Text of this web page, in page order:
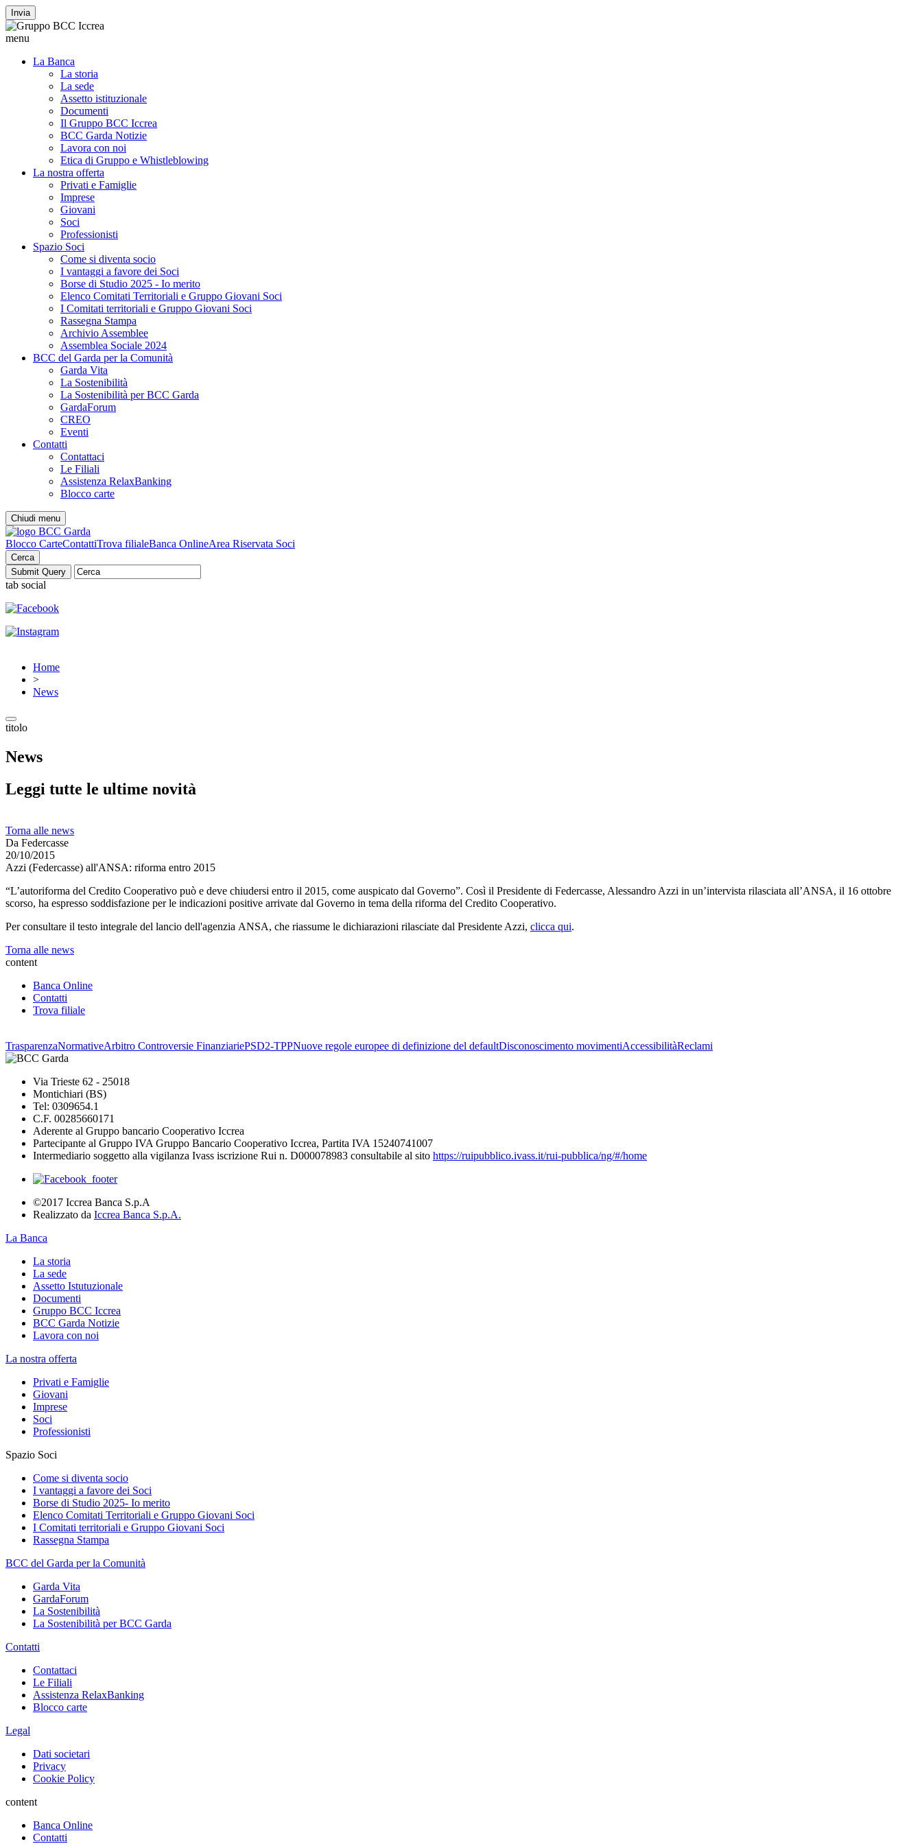
Invia
menu
La Banca
La storia
La sede
Assetto istituzionale
Documenti
Il Gruppo BCC Iccrea
BCC Garda Notizie
Lavora con noi
Etica di Gruppo e Whistleblowing
La nostra offerta
Privati e Famiglie
Imprese
Giovani
Soci
Professionisti
Spazio Soci
Come si diventa socio
I vantaggi a favore dei Soci
Borse di Studio 2025 - Io merito
Elenco Comitati Territoriali e Gruppo Giovani Soci
I Comitati territoriali e Gruppo Giovani Soci
Rassegna Stampa
Archivio Assemblee
Assemblea Sociale 2024
BCC del Garda per la Comunità
Garda Vita
La Sostenibilità
La Sostenibilità per BCC Garda
GardaForum
CREO
Eventi
Contatti
Contattaci
Le Filiali
Assistenza RelaxBanking
Blocco carte
Chiudi menu
Blocco CarteContattiTrova filialeBanca OnlineArea Riservata Soci
Cerca
tab social
Home
>
News
titolo
News
Leggi tutte le ultime novità
Torna alle news
Da Federcasse
20/10/2015
Azzi (Federcasse) all'ANSA: riforma entro 2015
“L’autoriforma del Credito Cooperativo può e deve chiudersi entro il 2015, come auspicato dal Governo”. Così il Presidente di Federcasse, Alessandro Azzi in un’intervista rilasciata all’ANSA, il 16 ottobre
scorso, ha espresso soddisfazione per le indicazioni positive arrivate dal Governo in tema della riforma del Credito Cooperativo.
Per consultare il testo integrale del lancio dell'agenzia ANSA, che riassume le dichiarazioni rilasciate dal Presidente Azzi, clicca qui.
Torna alle news
content
Banca Online
Contatti
Trova filiale
TrasparenzaNormativeArbitro Controversie FinanziariePSD2-TPPNuove regole europee di definizione del defaultDisconoscimento movimentiAccessibilitàReclami
Via Trieste 62 - 25018
Montichiari (BS)
Tel: 0309654.1
C.F. 00285660171
Aderente al Gruppo bancario Cooperativo Iccrea
Partecipante al Gruppo IVA Gruppo Bancario Cooperativo Iccrea, Partita IVA 15240741007
Intermediario soggetto alla vigilanza Ivass iscrizione Rui n. D000078983 consultabile al sito https://ruipubblico.ivass.it/rui-pubblica/ng/#/home
©2017 Iccrea Banca S.p.A
Realizzato da Iccrea Banca S.p.A.
La Banca
La storia
La sede
Assetto Istutuzionale
Documenti
Gruppo BCC Iccrea
BCC Garda Notizie
Lavora con noi
La nostra offerta
Privati e Famiglie
Giovani
Imprese
Soci
Professionisti
Spazio Soci
Come si diventa socio
I vantaggi a favore dei Soci
Borse di Studio 2025- Io merito
Elenco Comitati Territoriali e Gruppo Giovani Soci
I Comitati territoriali e Gruppo Giovani Soci
Rassegna Stampa
BCC del Garda per la Comunità
Garda Vita
GardaForum
La Sostenibilità
La Sostenibilità per BCC Garda
Contatti
Contattaci
Le Filiali
Assistenza RelaxBanking
Blocco carte
Legal
Dati societari
Privacy
Cookie Policy
content
Banca Online
Contatti